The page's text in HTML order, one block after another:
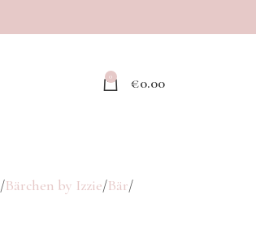
0 €0.00
Bärchen by Izzie Bär